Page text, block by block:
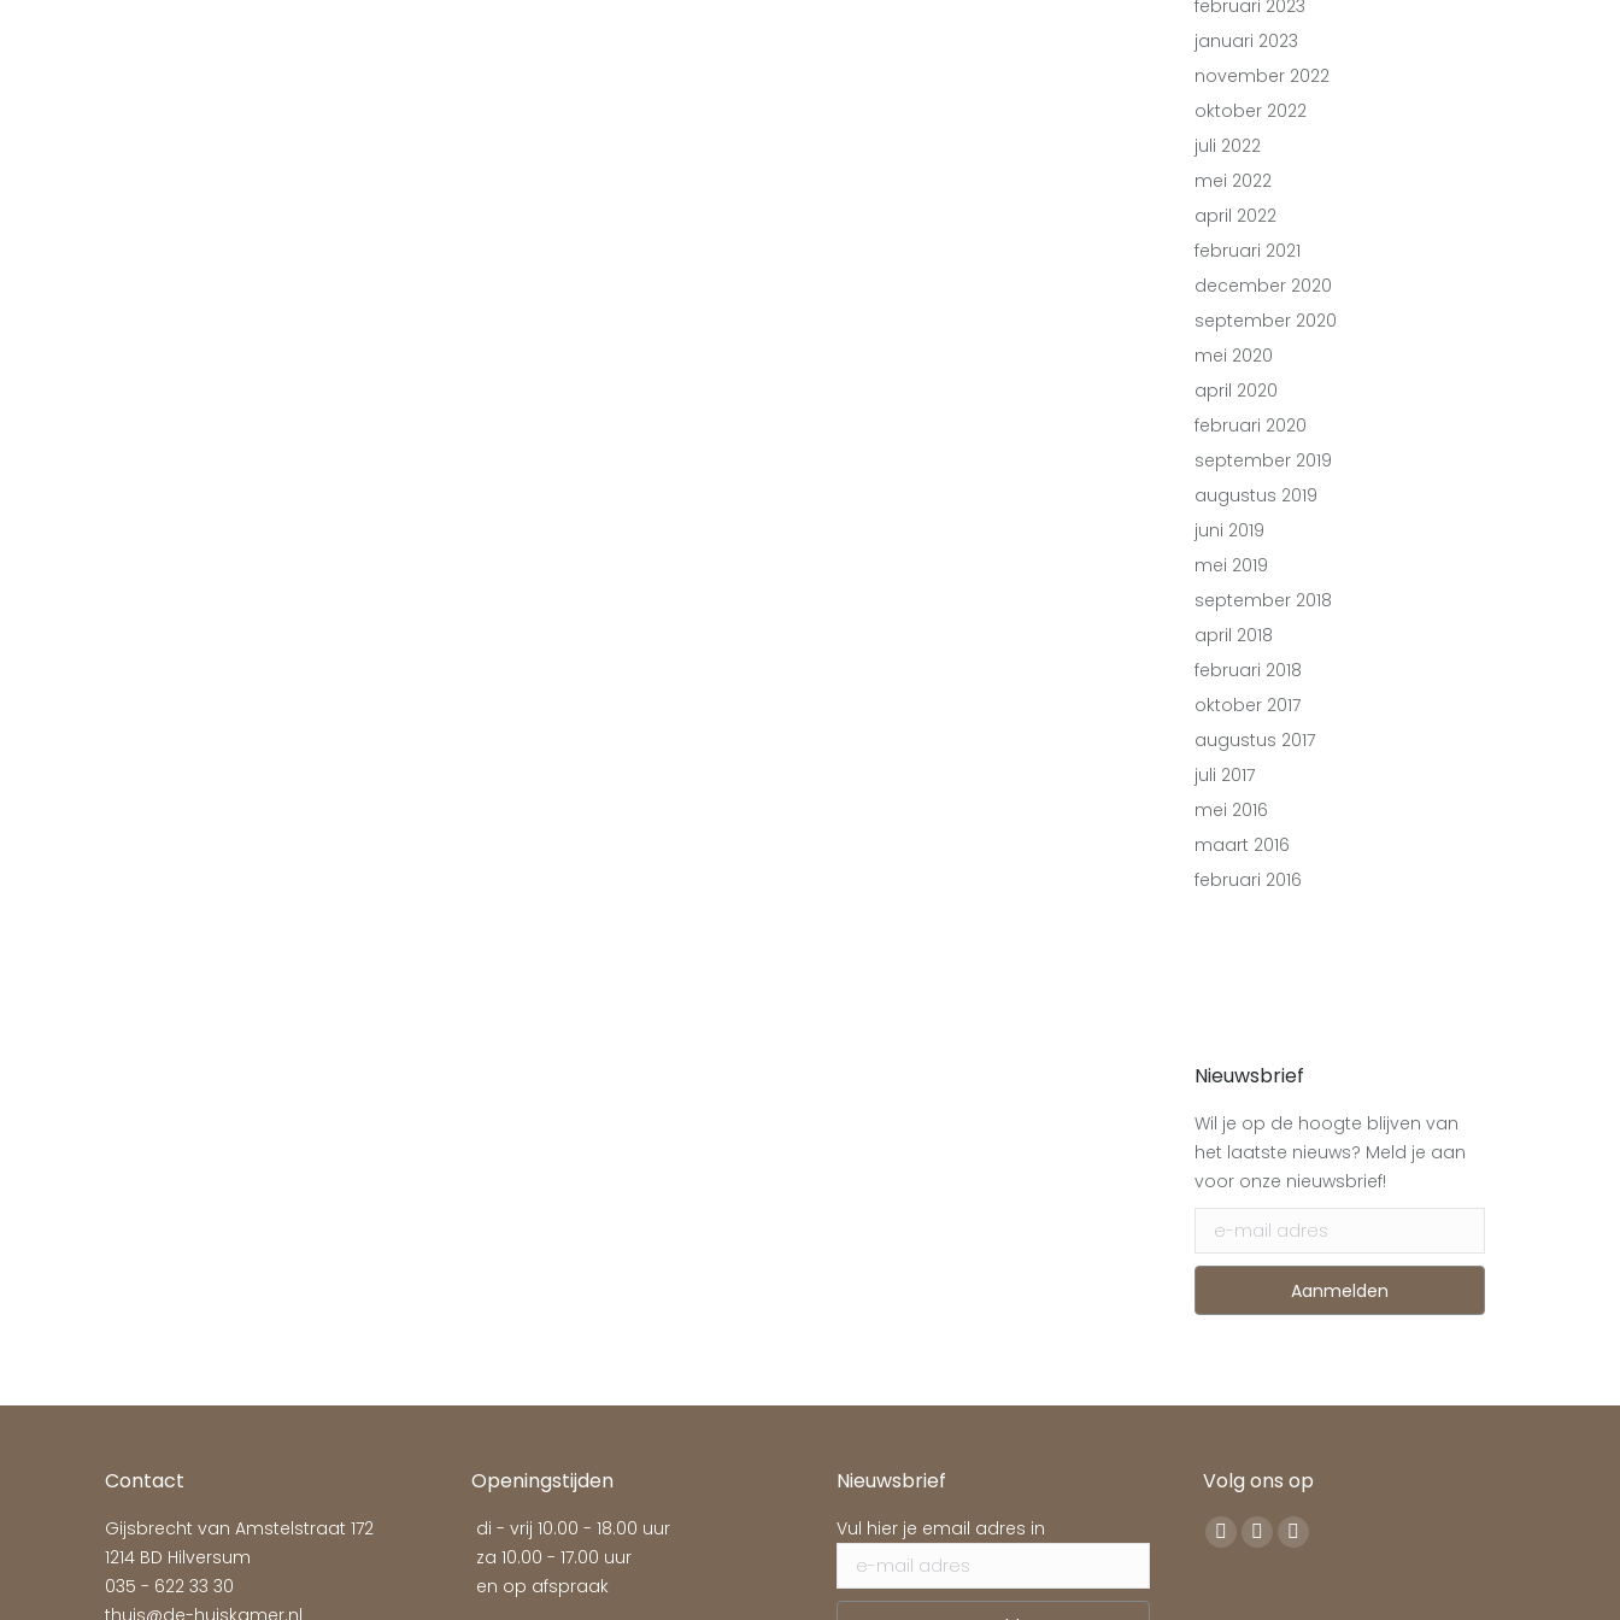
februari 2023
januari 2023
november 2022
oktober 2022
juli 2022
mei 2022
april 2022
februari 2021
december 2020
september 2020
mei 2020
april 2020
februari 2020
september 2019
augustus 2019
juni 2019
mei 2019
september 2018
april 2018
februari 2018
oktober 2017
augustus 2017
juli 2017
mei 2016
maart 2016
februari 2016
Nieuwsbrief
Wil je op de hoogte blijven van
het laatste nieuws? Meld je aan
voor onze nieuwsbrief!
Contact
Gijsbrecht van Amstelstraat 172
1214 BD Hilversum
035 - 622 33 30
thuis@de-huiskamer.nl
Openingstijden
di - vrij 10.00 - 18.00 uur
za 10.00 - 17.00 uur
en op afspraak
Nieuwsbrief
Vul hier je email adres in
Volg ons op
Vind ons op:
Facebook
PinterestInstagram